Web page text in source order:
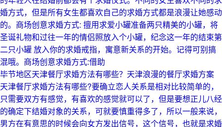
婚方式，但是所有女生都喜欢自己的求婚方式都是浪漫让她感动
的。商场创意求婚方式: 擅用求爱小罐准备两只精美的小罐，将
圣诞礼物和过往一年的情侣照放入个小罐，纪念这一年的结束第
二只小罐 放入你的求婚戒指，寓意新关系的开始。记得可别搞
混哦。商场创意求婚方式:借助
毕节地区天津餐厅求婚方法有哪些？天津浪漫的餐厅求婚方案
天津餐厅求婚方法有哪些?要确立恋人关系是相对比较简单的，
只需要双方有感觉，有喜欢的感觉就可以了，但是要想正儿八经
的确定下结婚对象的关系，可就要慎重得多了，所以一般来说，
男方在有意思的时候会向女方发出信号，这个信号，也就是求婚